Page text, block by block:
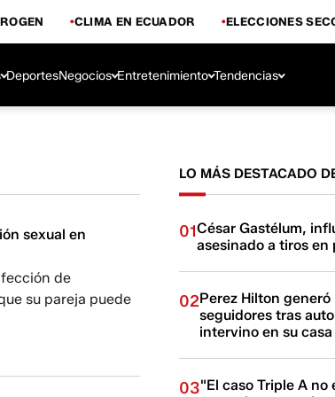
CLIMA EN ECUADOR ELECCIONES
DeportesNegocios Entretenimiento Tendencias
sexual en
de
su pareja puede
LO MÁS DESTACADO
01César Gastélum,
asesinado a tiros
02Perez Hilton
seguidores tras
intervino en su casa
03"El caso Triple A